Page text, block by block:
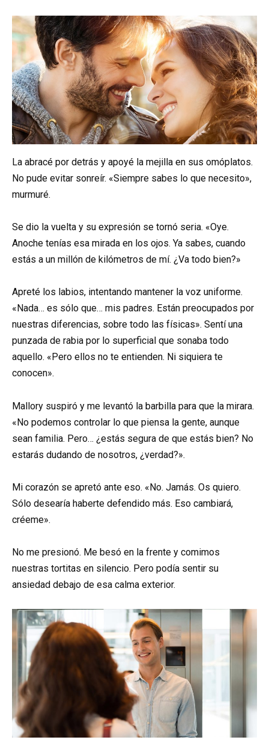
La abracé por detrás y apoyé la mejilla en sus omóplatos.
No pude evitar sonreír. «Siempre sabes lo que necesito»,
murmuré.
Se dio la vuelta y su expresión se tornó seria. «Oye.
Anoche tenías esa mirada en los ojos. Ya sabes, cuando
estás a un millón de kilómetros de mí. ¿Va todo bien?»
Apreté los labios, intentando mantener la voz uniforme.
«Nada… es sólo que… mis padres. Están preocupados por
nuestras diferencias, sobre todo las físicas». Sentí una
punzada de rabia por lo superficial que sonaba todo
aquello. «Pero ellos no te entienden. Ni siquiera te
conocen».
Mallory suspiró y me levantó la barbilla para que la mirara.
«No podemos controlar lo que piensa la gente, aunque
sean familia. Pero… ¿estás segura de que estás bien? No
estarás dudando de nosotros, ¿verdad?».
Mi corazón se apretó ante eso. «No. Jamás. Os quiero.
Sólo desearía haberte defendido más. Eso cambiará,
créeme».
No me presionó. Me besó en la frente y comimos
nuestras tortitas en silencio. Pero podía sentir su
ansiedad debajo de esa calma exterior.